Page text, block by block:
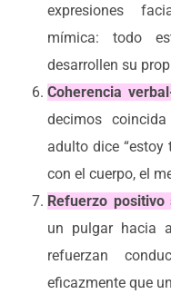
expresiones
mímica: todo
desarrollen su
Coherencia
decimos
adulto dice “estoy
con el cuerpo, el
Refuerzo
un pulgar hacia
refuerzan
eficazmente que